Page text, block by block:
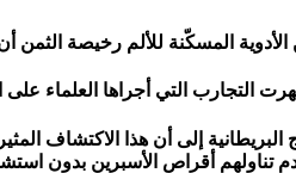
الأدوية المسكّنة للألم رخيصة
التجارب التي أجراها العلماء
البريطانية إلى أن هذا الاكتشاف
تناولهم أقراص الأسبرين بدون